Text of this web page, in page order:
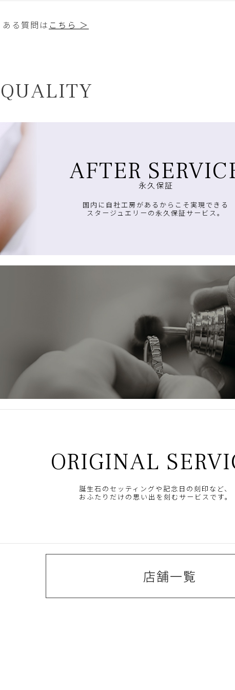
る質問は こちら ＞
AFTER永久保証
国内に自社工房があるからこそ実現できる
スタージュエリーの永久保証サービス。
ORIGINAL
誕生石のセッティングや記念日の刻印など、
おふたりだけの思い出を刻むサービスです。
店舗一覧